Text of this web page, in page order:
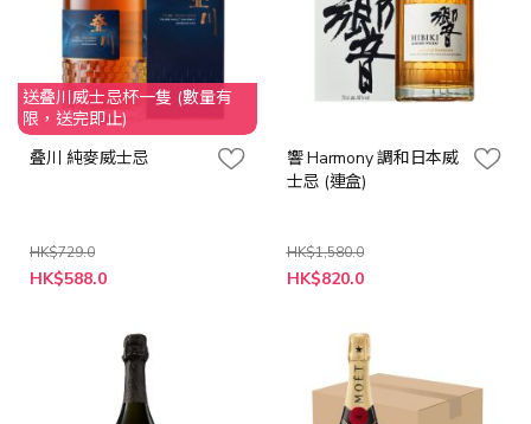
送叠川威士忌杯一隻 (數量有
限，送完即止)
叠川 純麥威士忌
HK$729.0
特
殊
HK$588.0
響 Harmony 調和日本威
士忌 (連盒)
HK$1,580.0
特
殊
HK$820.0